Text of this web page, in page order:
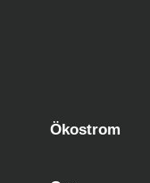
Ökostrom